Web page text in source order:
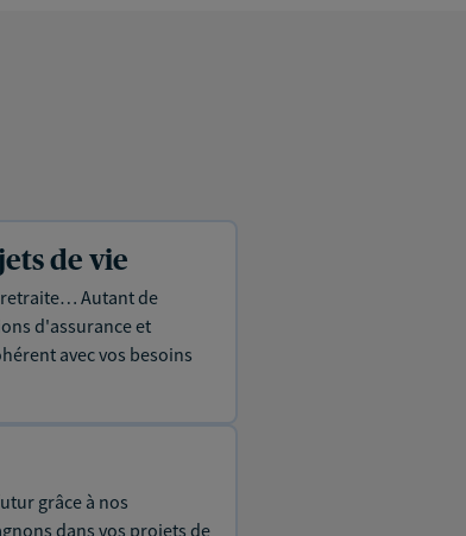
de vie
Autant de
d'assurance et
avec vos besoins
grâce à nos
dans vos projets de